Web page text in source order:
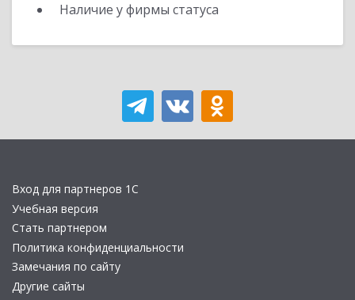
Наличие у фирмы статуса
Вход для партнеров 1С
Учебная версия
Стать партнером
Политика конфиденциальности
Замечания по сайту
Другие сайты